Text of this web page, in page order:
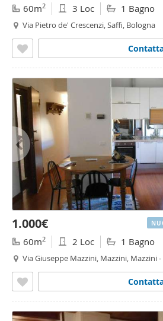
60m2 3 Loc 1 Bagno
Via Pietro de' Crescenzi, Saffi, Bologna
1.000€
60m2 2 Loc 1 Bagno
Via Giuseppe Mazzini, Mazzini, Mazzini